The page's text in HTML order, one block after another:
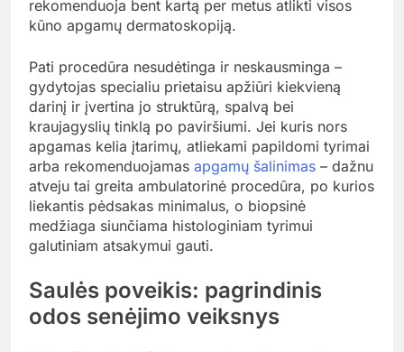
rekomenduoja bent kartą per metus atlikti visos
kūno apgamų dermatoskopiją.
Pati procedūra nesudėtinga ir neskausminga –
gydytojas specialiu prietaisu apžiūri kiekvieną
darinį ir įvertina jo struktūrą, spalvą bei
kraujagyslių tinklą po paviršiumi. Jei kuris nors
apgamas kelia įtarimų, atliekami papildomi tyrimai
arba rekomenduojamas apgamų šalinimas – dažnu
atveju tai greita ambulatorinė procedūra, po kurios
liekantis pėdsakas minimalus, o biopsinė
medžiaga siunčiama histologiniam tyrimui
galutiniam atsakymui gauti.
Saulės poveikis: pagrindinis
odos senėjimo veiksnys